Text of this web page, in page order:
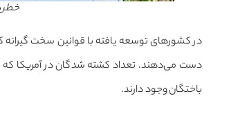
خطر
باختگان وجود دارند.